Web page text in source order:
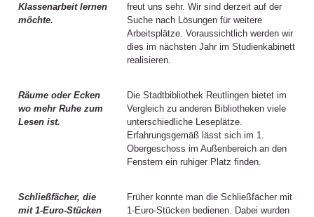
Klassenarbeit lernen
möchte.
freut uns sehr. Wir sind derzeit auf der
Suche nach Lösungen für weitere
Arbeitsplätze. Voraussichtlich werden wir
dies im nächsten Jahr im Studienkabinett
realisieren.
Räume oder Ecken
wo mehr Ruhe zum
Lesen ist.
Die Stadtbibliothek Reutlingen bietet im
Vergleich zu anderen Bibliotheken viele
unterschiedliche Leseplätze.
Erfahrungsgemäß lässt sich im 1.
Obergeschoss im Außenbereich an den
Fenstern ein ruhiger Platz finden.
Schließfächer, die
mit 1-Euro-Stücken
Früher konnte man die Schließfächer mit
1-Euro-Stücken bedienen. Dabei wurden